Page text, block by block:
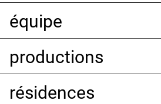
équipe
productions
résidences